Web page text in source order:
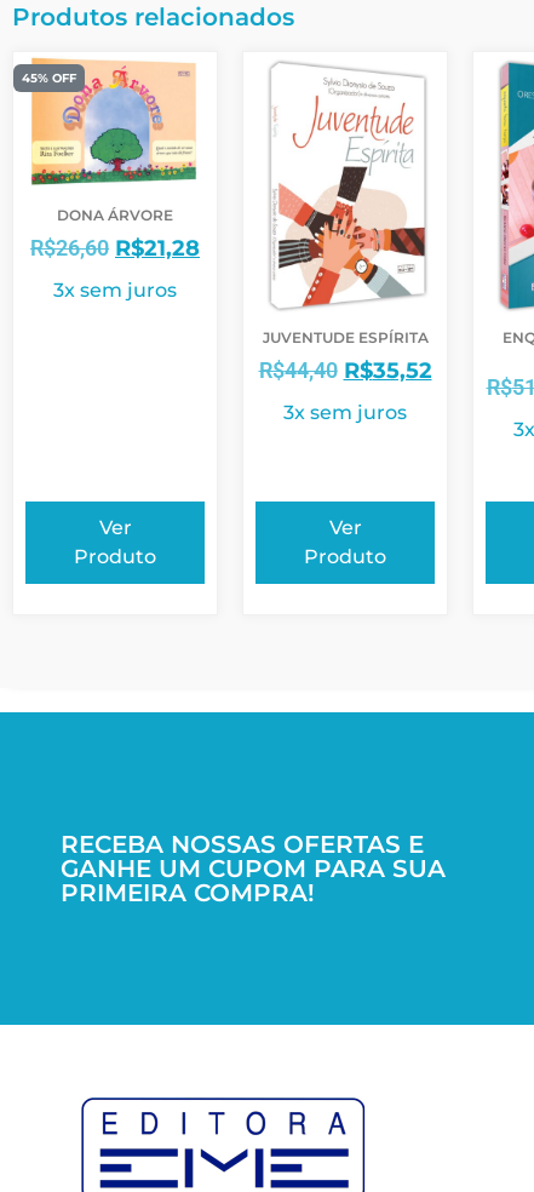
Produtos relacionados
45% OFF
DONA ÁRVORE
R$26,60 R$21,28
3x sem juros
Ver
Produto
JUVENTUDE ESPÍRITA
R$44,40 R$35,52
3x sem juros
Ver
Produto
R$
RECEBA NOSSAS OFERTAS E
GANHE UM CUPOM PARA SUA
PRIMEIRA COMPRA!